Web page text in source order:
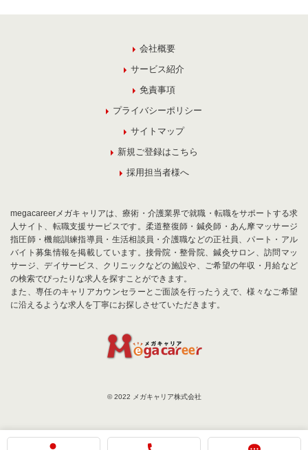
会社概要
サービス紹介
免責事項
プライバシーポリシー
サイトマップ
新規ご登録はこちら
採用担当者様へ
megacareerメガキャリアは、療術・介護業界で就職・転職をサポートする求
人サイト、転職支援サービスです。柔道整復師・鍼灸師・あん摩マッサージ
指圧師・機能訓練指導員・生活相談員・介護職などの正社員、パート・アル
バイト募集情報を掲載しています。接骨院・整骨院、鍼灸サロン、訪問マッ
サージ、デイサービス、クリニックなどの施設や、ご希望の年収・月給など
の検索でぴったりな求人を探すことができます。
また、専任のキャリアカウンセラーとご面談を行ったうえで、様々なご希望
に沿えるような求人を丁寧にお探しさせていただきます。
© 2022 メガキャリア株式会社